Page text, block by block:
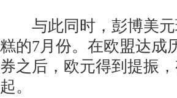
与此同时，彭博美元
糕的7月份。在欧盟达成
券之后，欧元得到提振
起。